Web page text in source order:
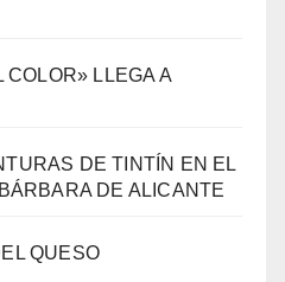
LLEGA A
DE TINTÍN EN EL
QUESO